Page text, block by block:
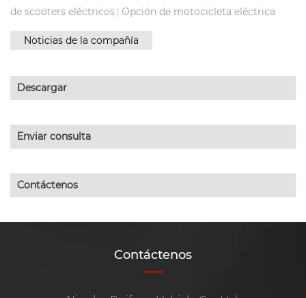
de scooters eléctricos Opción de motocicleta eléctrica
Noticias de la compañía
Descargar
Enviar consulta
Contáctenos
Contáctenos